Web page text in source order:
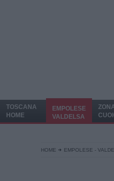
TOSCANA
HOME
EMPOLESE
VALDELSA
HOME EMPOLESE -